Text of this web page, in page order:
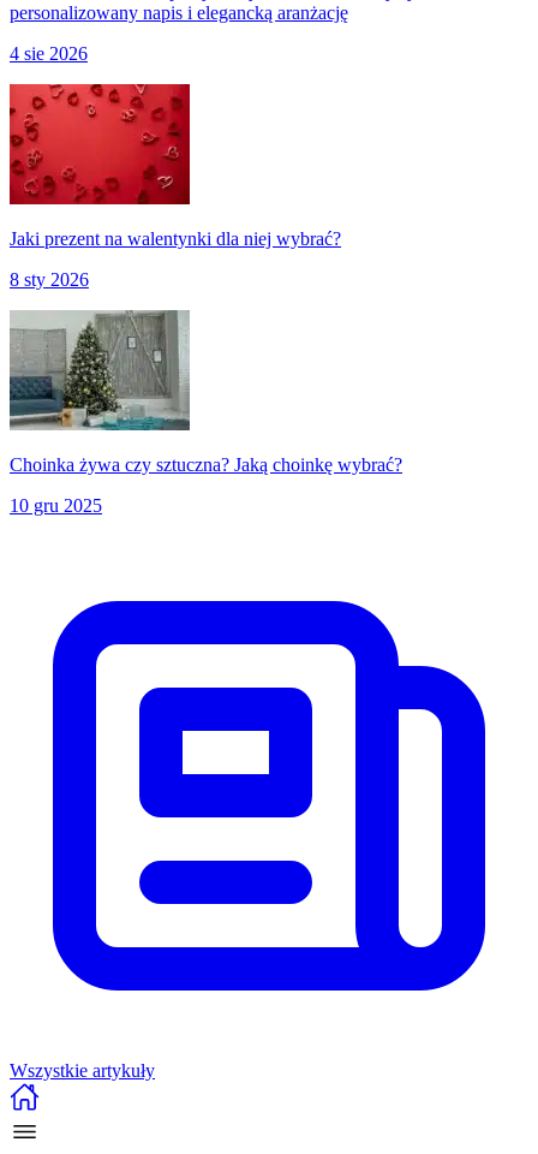
personalizowany napis i elegancką aranżację
4 sie 2026
Jaki prezent na walentynki dla niej wybrać?
8 sty 2026
Choinka żywa czy sztuczna? Jaką choinkę wybrać?
10 gru 2025
Wszystkie artykuły